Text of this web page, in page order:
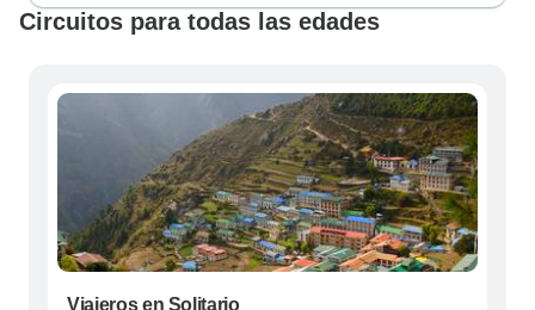
Circuitos para todas las edades
Viajeros en Solitario